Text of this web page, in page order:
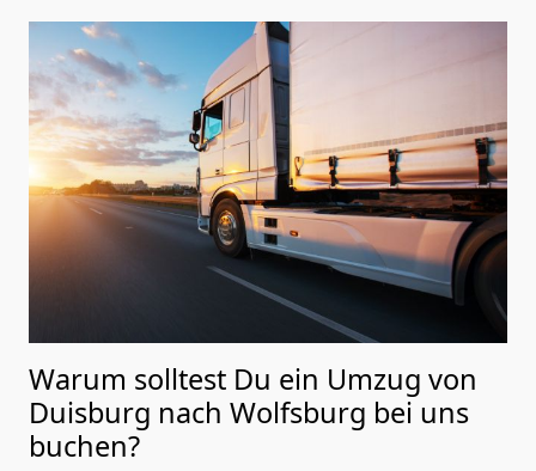
Warum solltest Du ein Umzug von
Duisburg nach Wolfsburg bei uns
buchen?